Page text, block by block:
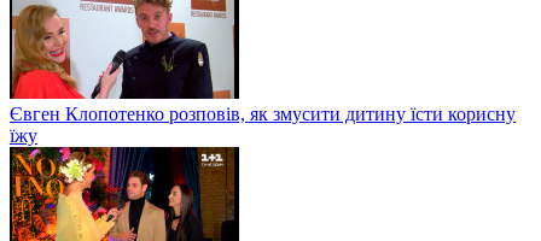
Євген Клопотенко розповів, як змусити дитину їсти корисну
їжу